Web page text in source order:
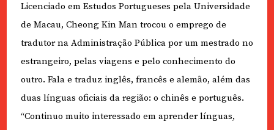
Licenciado em Estudos Portugueses pela Universidade
de Macau, Cheong Kin Man trocou o emprego de
tradutor na Administração Pública por um mestrado no
estrangeiro, pelas viagens e pelo conhecimento do
outro. Fala e traduz inglês, francês e alemão, além das
duas línguas oficiais da região: o chinês e português.
“Continuo muito interessado em aprender línguas,